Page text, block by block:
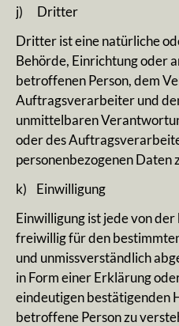
j) Dritter
Dritter ist eine natürliche
Behörde, Einrichtung oder
betroffenen Person, dem
Auftragsverarbeiter und
unmittelbaren
oder des
personenbezogenen Daten
k) Einwilligung
Einwilligung ist jede von
freiwillig für den
und unmissverständlich
in Form einer Erklärung
eindeutigen bestätigenden
betroffene Person zu